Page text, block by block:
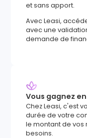
et sans apport.
Avec Leasi,
avec une
demande de
Vous gagnez
Chez Leasi, c'est
durée de votre
le montant de vos
besoins.